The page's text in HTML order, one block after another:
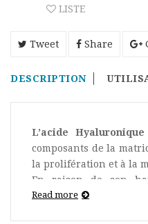
LISTE
Tweet Share
DESCRIPTION
L’acide Hyaluronique
composants de la
la prolifération et à la
En raison de son
capacité de rétention
Read more